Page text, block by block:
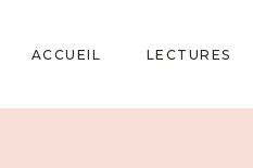
ACCUEIL LECTURES